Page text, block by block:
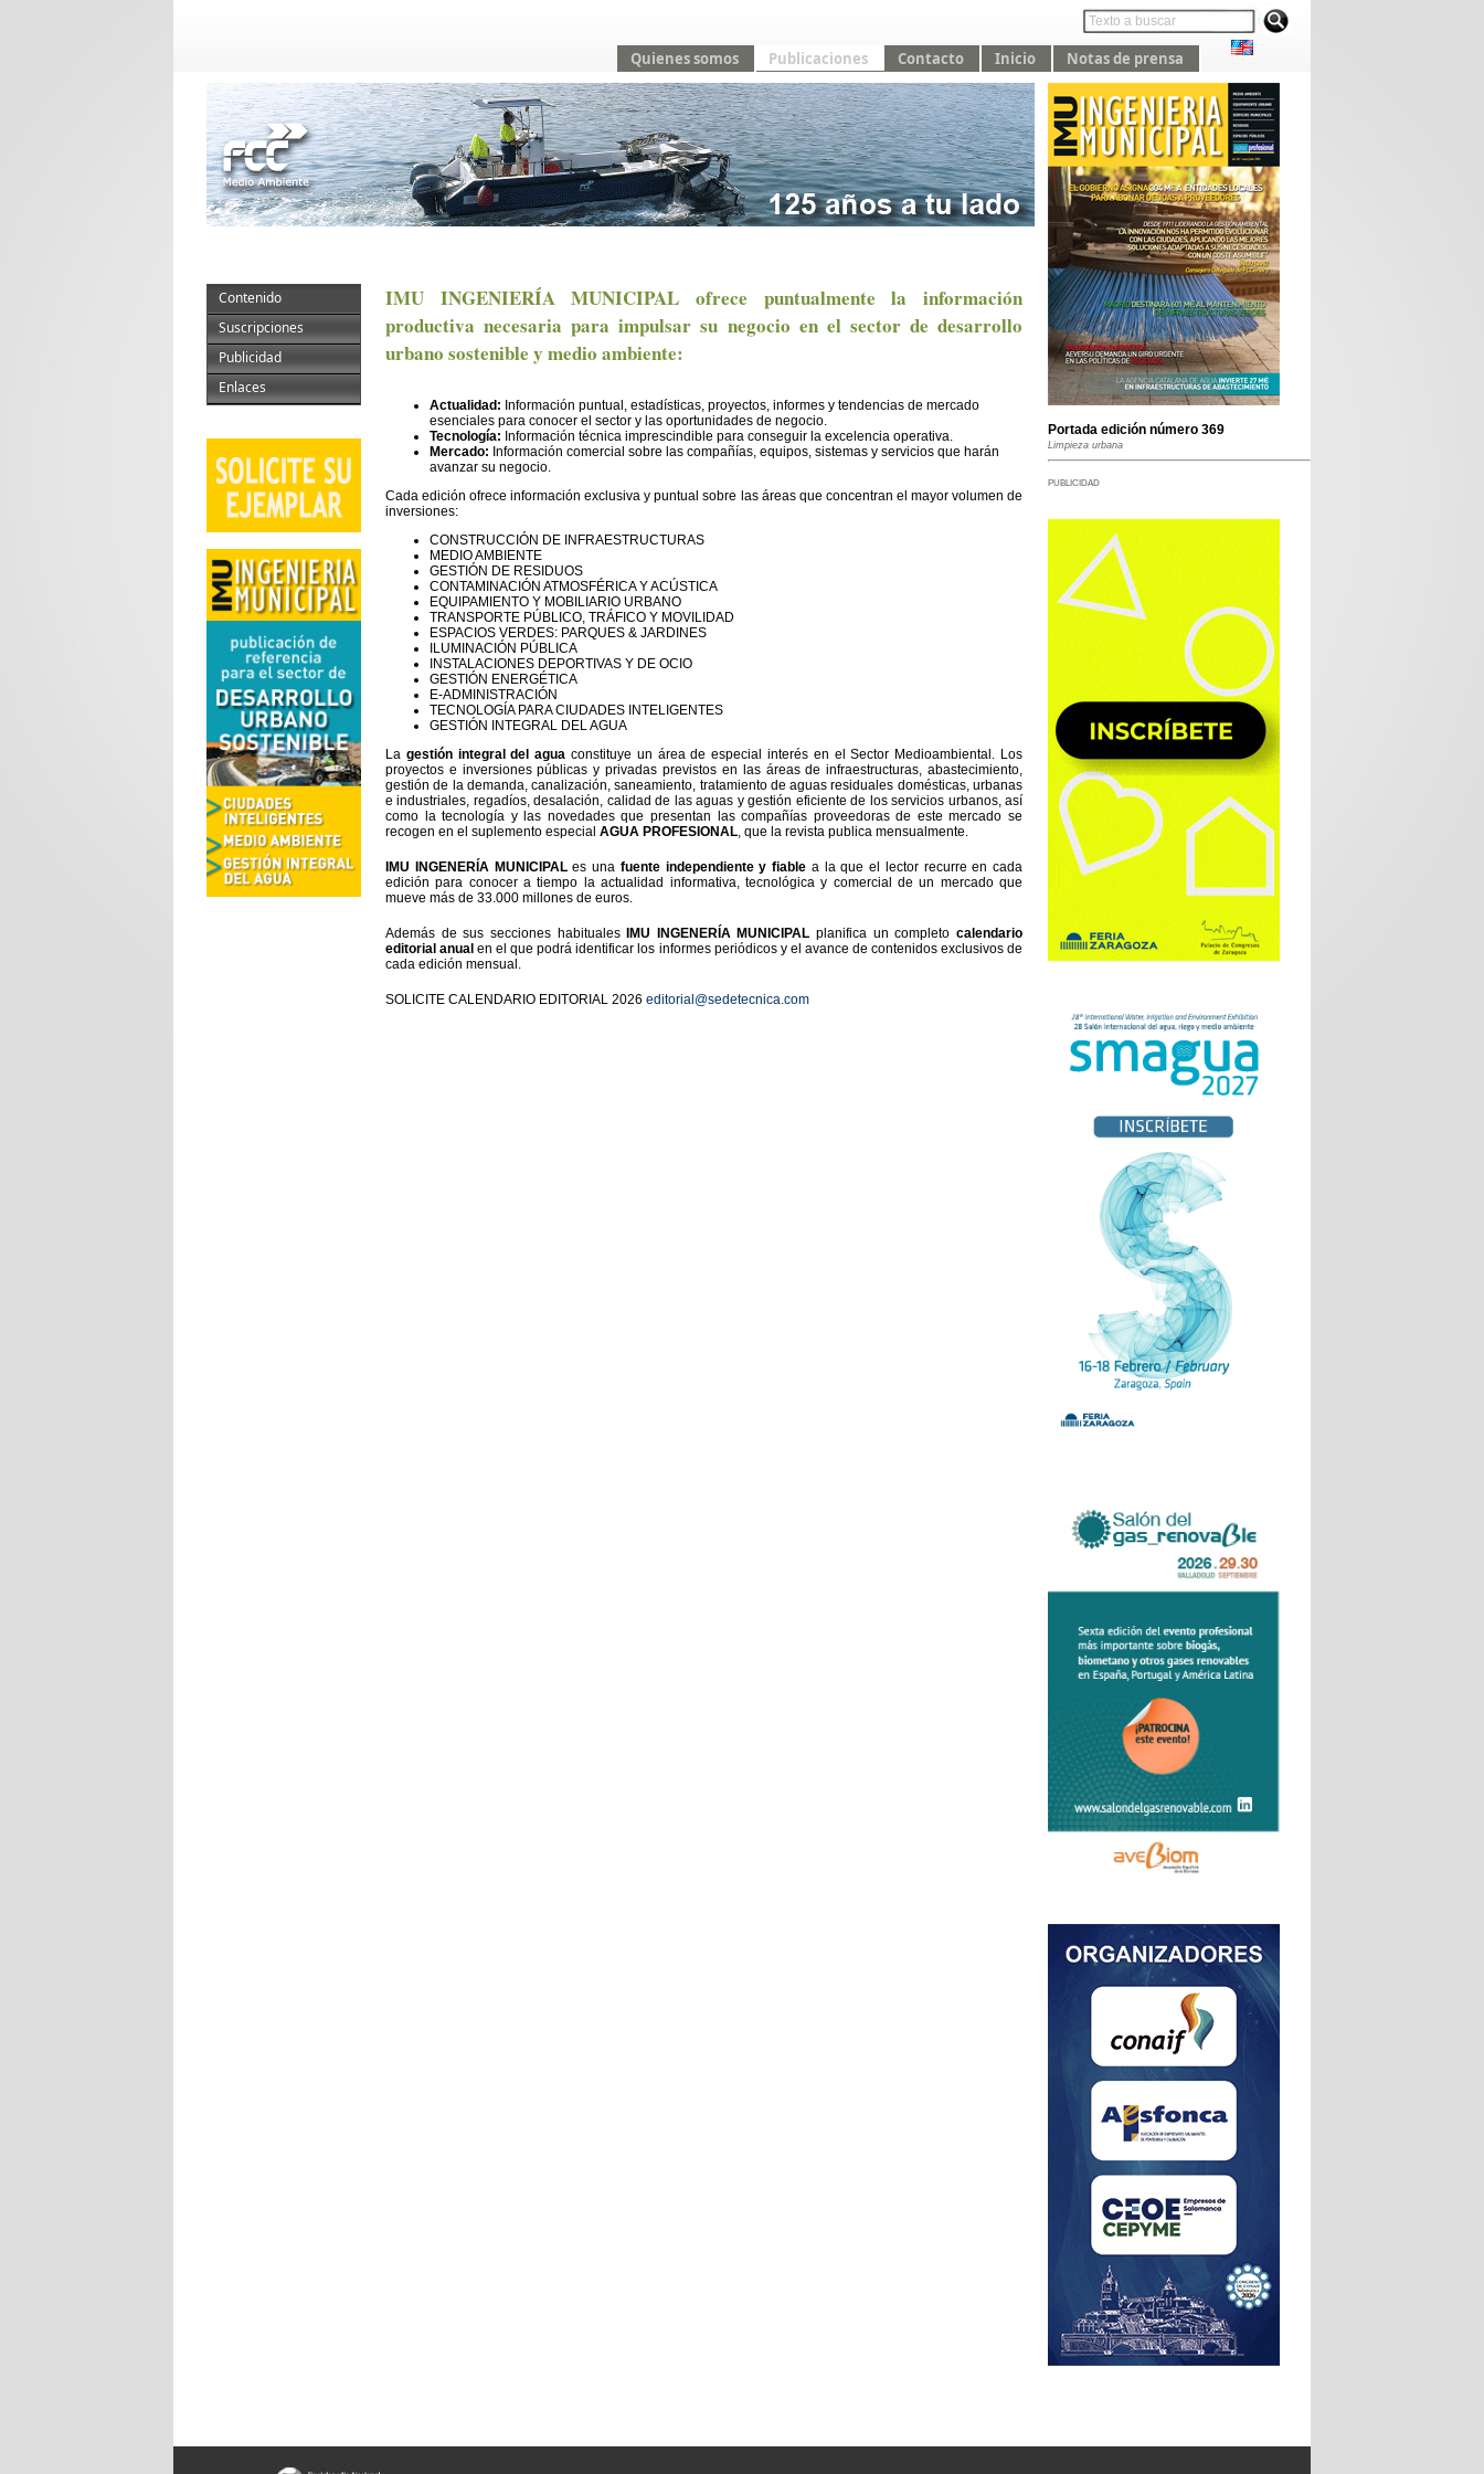
Quienes somos Publicaciones Contacto Inicio Notas de prensa
Contenido
Suscripciones
Publicidad
Enlaces
IMU INGENIERÍA MUNICIPAL ofrece puntualmente la información
productiva necesaria para impulsar su negocio en el sector de desarrollo
urbano sostenible y medio ambiente:
Actualidad: Información puntual, estadísticas, proyectos, informes y tendencias de mercado
esenciales para conocer el sector y las oportunidades de negocio.
Tecnología: Información técnica imprescindible para conseguir la excelencia operativa.
Mercado: Información comercial sobre las compañías, equipos, sistemas y servicios que harán
avanzar su negocio.
Cada edición ofrece información exclusiva y puntual sobre las áreas que concentran el mayor volumen de
inversiones:
CONSTRUCCIÓN DE INFRAESTRUCTURAS
MEDIO AMBIENTE
GESTIÓN DE RESIDUOS
CONTAMINACIÓN ATMOSFÉRICA Y ACÚSTICA
EQUIPAMIENTO Y MOBILIARIO URBANO
TRANSPORTE PÚBLICO, TRÁFICO Y MOVILIDAD
ESPACIOS VERDES: PARQUES & JARDINES
ILUMINACIÓN PÚBLICA
INSTALACIONES DEPORTIVAS Y DE OCIO
GESTIÓN ENERGÉTICA
E-ADMINISTRACIÓN
TECNOLOGÍA PARA CIUDADES INTELIGENTES
GESTIÓN INTEGRAL DEL AGUA
La gestión integral del agua constituye un área de especial interés en el Sector Medioambiental. Los
proyectos e inversiones públicas y privadas previstos en las áreas de infraestructuras, abastecimiento,
gestión de la demanda, canalización, saneamiento, tratamiento de aguas residuales domésticas, urbanas
e industriales, regadíos, desalación, calidad de las aguas y gestión eficiente de los servicios urbanos, así
como la tecnología y las novedades que presentan las compañías proveedoras de este mercado se
recogen en el suplemento especial AGUA PROFESIONAL, que la revista publica mensualmente.
IMU INGENERÍA MUNICIPALes una fuente independiente y fiable a la que el lector recurre en cada
edición para conocer a tiempo la actualidad informativa, tecnológica y comercial de un mercado que
mueve más de 33.000 millones de euros.
Además de sus secciones habituales IMU INGENERÍA MUNICIPAL planifica un completocalendario
editorial anual en el que podrá identificar los informes periódicos y el avance de contenidos exclusivos de
cada edición mensual.
SOLICITE CALENDARIO EDITORIAL 2026 editorial@sedetecnica.com
Portada edición número 369
Limpieza urbana
PUBLICIDAD